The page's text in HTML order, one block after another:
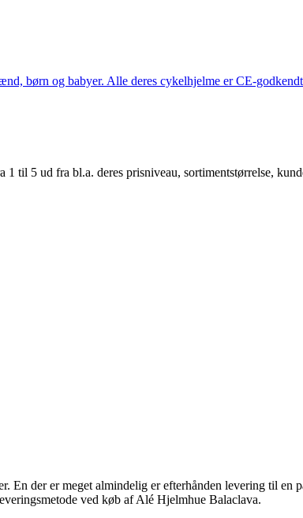
børn og babyer. Alle deres cykelhjelme er CE-
til 5 ud fra bl.a. deres prisniveau, sortimentstørrelse,
En der er meget almindelig er efterhånden levering til
ved køb af Alé Hjelmhue Balaclava.